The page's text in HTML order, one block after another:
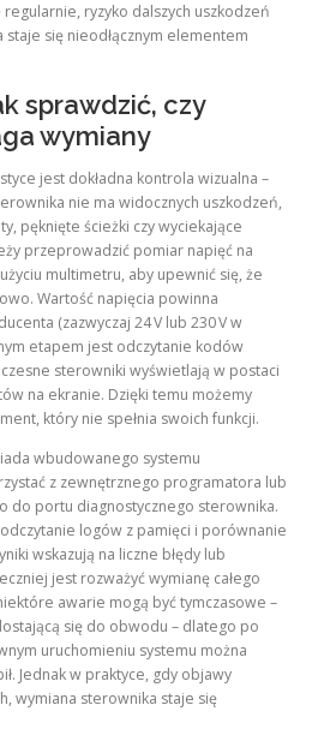
ryzyko dalszych uszkodzeń
się nieodłącznym elementem
sprawdzić, czy
wymiany
jest dokładna kontrola wizualna –
nie ma widocznych uszkodzeń,
pęknięte ścieżki czy wyciekające
przeprowadzić pomiar napięć na
multimetru, aby upewnić się, że
Wartość napięcia powinna
(zazwyczaj 24 V lub 230 V w
etapem jest odczytanie kodów
sterowniki wyświetlają w postaci
na ekranie. Dzięki temu możemy
który nie spełnia swoich funkcji.
wbudowanego systemu
z zewnętrznego programatora lub
do portu diagnostycznego sterownika.
logów z pamięci i porównanie
wskazują na liczne błędy lub
jest rozważyć wymianę całego
awarie mogą być tymczasowe –
się do obwodu – dlatego po
uruchomieniu systemu można
Jednak w praktyce, gdy objawy
wymiana sterownika staje się